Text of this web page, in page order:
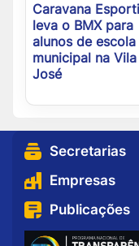
Caravana
leva o BMX para
alunos de escola
municipal na
José
Secretarias
Empresas
Publicações